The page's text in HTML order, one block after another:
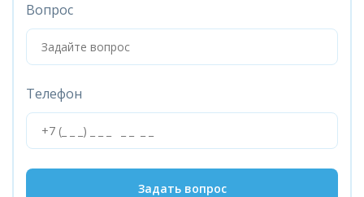
Вопрос
Телефон
Задать вопрос